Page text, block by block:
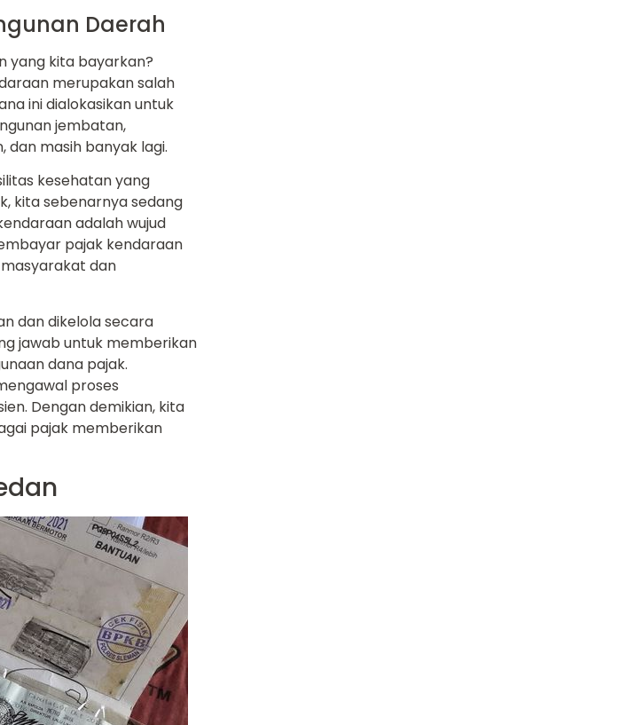
Daerah
yang kita bayarkan?
merupakan salah
ini dialokasikan untuk
jembatan,
dan masih banyak lagi.
kesehatan yang
kita sebenarnya sedang
adalah wujud
pajak kendaraan
dan
dan dikelola secara
jawab untuk memberikan
dana pajak.
proses
Dengan demikian, kita
pajak memberikan